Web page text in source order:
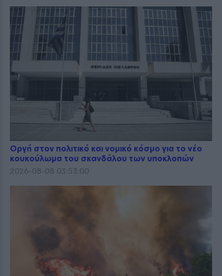
Οργή στον πολιτικό και νομικό κόσμο για το νέο
κουκούλωμα του σκανδάλου των υποκλοπών
2026-08-08 03:53:00